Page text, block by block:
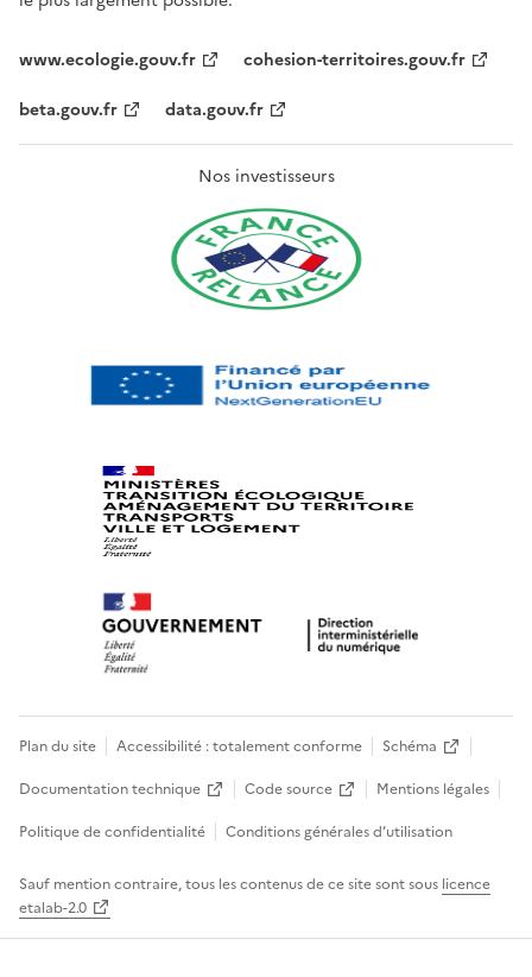
www.ecologie.gouv.fr
cohesion-territoires.gouv.fr
beta.gouv.fr
data.gouv.fr
Nos investisseurs
Plan du site Accessibilité : totalement conforme
Schéma
Documentation technique
Code source
Mentions légales
Politique de confidentialité
Conditions générales d’utilisation
Sauf mention contraire, tous les contenus de ce site sont sous licence
etalab-2.0